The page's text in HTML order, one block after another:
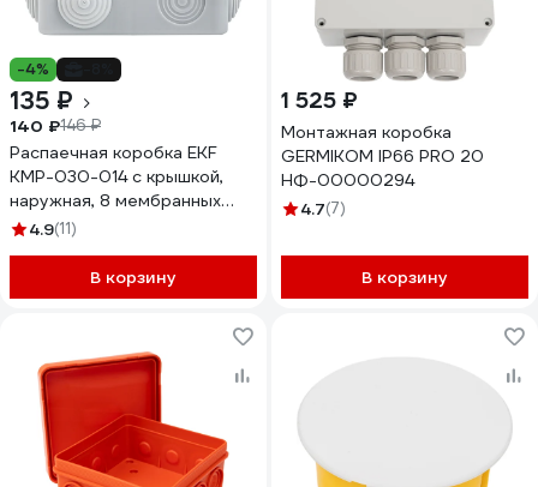
-4%
135 ₽
140 ₽146 ₽
Распаечная коробка EKF
КМР-030-014 с крышкой,
наружная, 8 мембранных
вводов, IP54 розничный
4.9(11)
В корзину
1 525 ₽
Монтажная коробка
GERMIKOM IP66 PRO 20
НФ-00000294
4.7(7)
В корзину